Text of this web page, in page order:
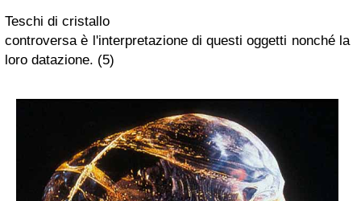
Teschi di cristallo
controversa è l'interpretazione di questi oggetti nonché la
loro datazione. (5)